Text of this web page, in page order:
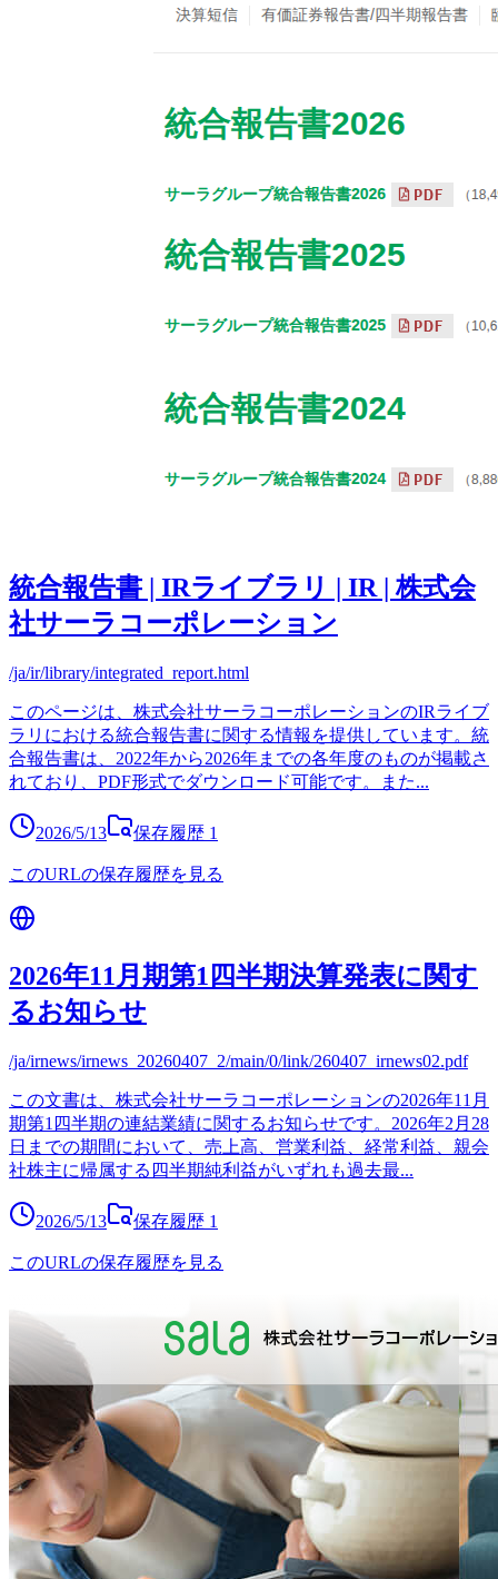
統合報告書 | IRライブラリ | IR | 株式会
社サーラコーポレーション
/ja/ir/library/integrated_report.html
このページは、株式会社サーラコーポレーションのIRライブ
ラリにおける統合報告書に関する情報を提供しています。統
合報告書は、2022年から2026年までの各年度のものが掲載さ
れており、PDF形式でダウンロード可能です。また...
2026/5/13 保存履歴 1
このURLの保存履歴を見る
2026年11月期第1四半期決算発表に関す
るお知らせ
/ja/irnews/irnews_20260407_2/main/0/link/260407_irnews02.pdf
この文書は、株式会社サーラコーポレーションの2026年11月
期第1四半期の連結業績に関するお知らせです。2026年2月28
日までの期間において、売上高、営業利益、経常利益、親会
社株主に帰属する四半期純利益がいずれも過去最...
2026/5/13 保存履歴 1
このURLの保存履歴を見る